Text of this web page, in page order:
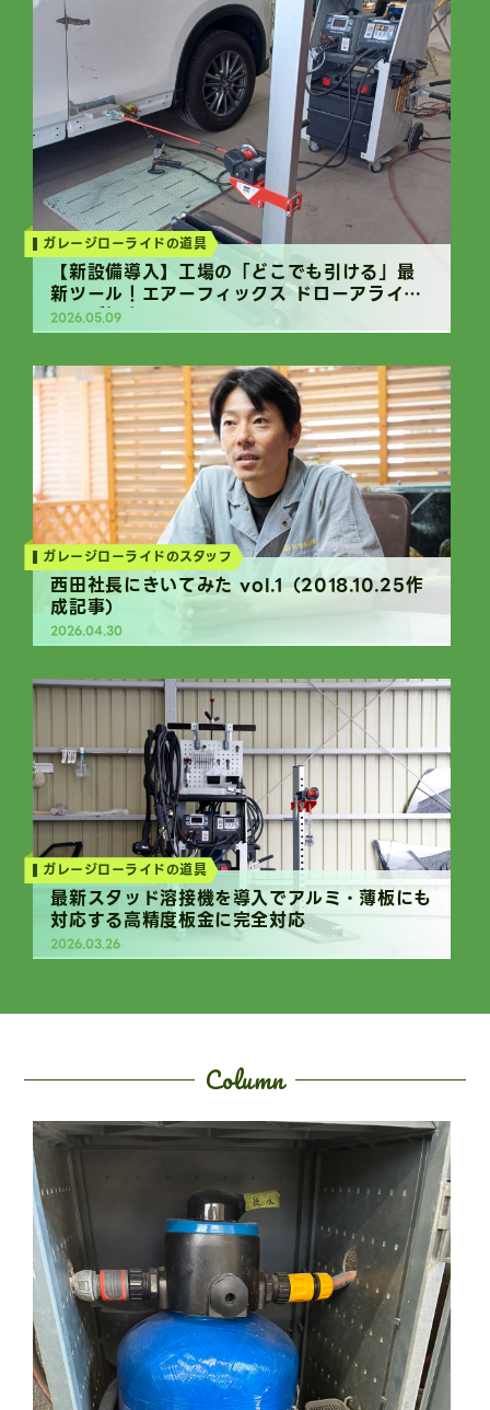
ガレージローライドの道具
【新設備導入】工場の「どこでも引ける」最
新ツール！エアーフィックス ドローアライナ
ーのご紹介
2026.05.09
ガレージローライドのスタッフ
西田社長にきいてみた vol.1（2018.10.25作
成記事）
2026.04.30
Column
ガレージローライドの道具
最新スタッド溶接機を導入でアルミ・薄板にも
対応する高精度板金に完全対応
2026.03.26
Column
Column